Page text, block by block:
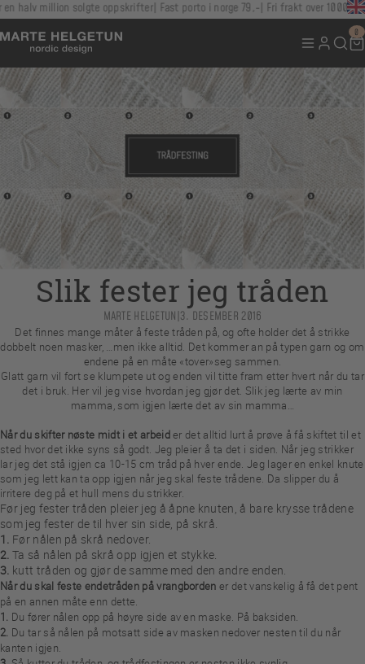
halv million solgte oppskrifter Fast porto i norge 79,- Fri frakt over 1000,-
0
Slik fester jeg tråden
MARTE HELGETUN 3. DESEMBER 2016
Det finnes mange måter å feste tråden på, og ofte holder det å strikke
dobbelt noen masker, …men ikke alltid. Det kommer an på typen garn og om
endene på en måte «tover»seg sammen.
Glatt garn vil fort se klumpete ut og enden vil titte fram etter hvert når du tar
det i bruk. Her vil jeg vise hvordan jeg gjør det. Slik jeg lærte av min
mamma, som igjen lærte det av sin mamma…
Når du skifter nøste midt i et arbeider det alltid lurt å prøve å få skiftet til et
sted hvor det ikke syns så godt. Jeg pleier å ta det i siden. Når jeg strikker
lar jeg det stå igjen ca 10-15 cm tråd på hver ende. Jeg lager en enkel knute
som jeg lett kan ta opp igjen når jeg skal feste trådene. Da slipper du å
irritere deg på et hull mens du strikker.
Før jeg fester tråden pleier jeg å åpne knuten, å bare krysse trådene
som jeg fester de til hver sin side, på skrå.
1. Før nålen på skrå nedover.
2. Ta så nålen på skrå opp igjen et stykke.
3. kutt tråden og gjør de samme med den andre enden.
Når du skal feste endetråden på vrangborden er det vanskelig å få det pent
på en annen måte enn dette.
1. Du fører nålen opp på høyre side av en maske. På baksiden.
2. Du tar så nålen på motsatt side av masken nedover nesten til du når
kanten igjen.